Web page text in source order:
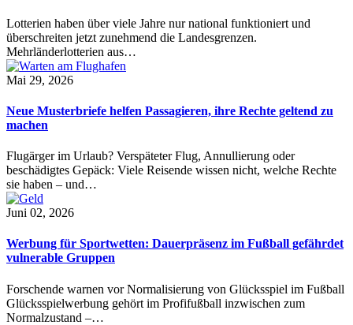
Lotterien haben über viele Jahre nur national funktioniert und
überschreiten jetzt zunehmend die Landesgrenzen.
Mehrländerlotterien aus…
Mai 29, 2026
Neue Musterbriefe helfen Passagieren, ihre Rechte geltend zu
machen
Flugärger im Urlaub? Verspäteter Flug, Annullierung oder
beschädigtes Gepäck: Viele Reisende wissen nicht, welche Rechte
sie haben – und…
Juni 02, 2026
Werbung für Sportwetten: Dauerpräsenz im Fußball gefährdet
vulnerable Gruppen
Forschende warnen vor Normalisierung von Glücksspiel im Fußball
Glücksspielwerbung gehört im Profifußball inzwischen zum
Normalzustand –…